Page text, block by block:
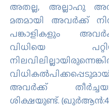
അതല്ല, അല്ലാഹു
മതമായി അവര്‍ക്ക്
പങ്കാളികളും
വിധിയെ
അവര്‍ക്ക്
ശിക്ഷയുണ്ട്‌.